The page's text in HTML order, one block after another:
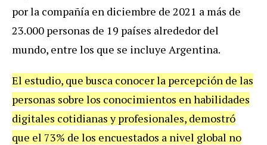
por la compañía en diciembre de 2021 a más de
23.000 personas de 19 países alrededor del
mundo, entre los que se incluye Argentina.
El estudio, que busca conocer la percepción de las
personas sobre los conocimientos en habilidades
digitales cotidianas y profesionales, demostró
que el 73% de los encuestados a nivel global no